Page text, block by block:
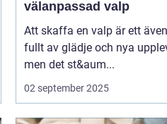
välanpassad valp
Att skaffa en valp är ett
fullt av glädje och nya
men det st&aum...
02 september 2025